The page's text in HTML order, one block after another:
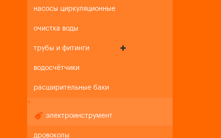
насосы циркуляционные
очистка воды
трубы и фитинги
водосчётчики
расширительные баки
+-
электроинструмент
дровоколы